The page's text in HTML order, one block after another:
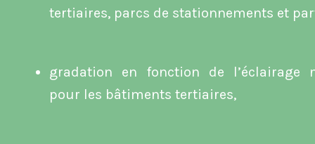
tertiaires, parcs de stationnements et
gradation en fonction de l’éclairage
pour les bâtiments tertiaires,